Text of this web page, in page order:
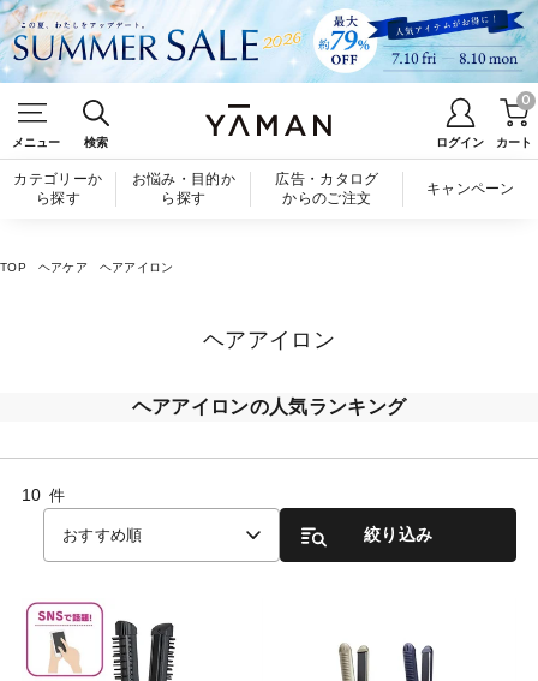
メニュー 検索 ログイン カート
0
カテゴリーか
ら探す
お悩み・目的か
ら探す
広告・カタログ
からのご注文
キャンペーン
TOP ヘアケア ヘアアイロン
ヘアアイロン
ヘアアイロンの人気ランキング
10 件
おすすめ順 絞り込み